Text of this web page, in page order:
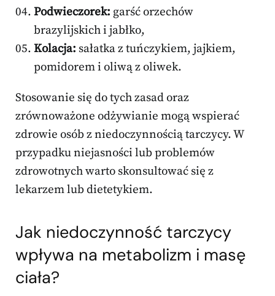
Podwieczorek: garść orzechów
brazylijskich i jabłko,
Kolacja: sałatka z tuńczykiem, jajkiem,
pomidorem i oliwą z oliwek.
Stosowanie się do tych zasad oraz
zrównoważone odżywianie mogą wspierać
zdrowie osób z niedoczynnością tarczycy. W
przypadku niejasności lub problemów
zdrowotnych warto skonsultować się z
lekarzem lub dietetykiem.
Jak niedoczynność tarczycy
wpływa na metabolizm i masę
ciała?